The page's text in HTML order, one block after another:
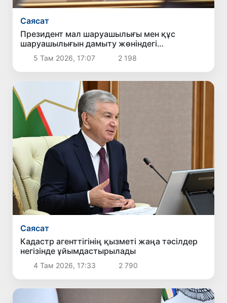
Саясат
Президент мал шаруашылығы мен құс
шаруашылығын дамыту жөніндегі
шаралармен танысты
5 Там 2026, 17:07 2 198
Саясат
Кадастр агенттігінің қызметі жаңа тәсілдер
негізінде ұйымдастырылады
4 Там 2026, 17:33 2 790